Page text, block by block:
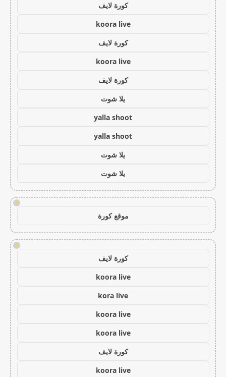
كورة لايف
koora live
كورة لايف
koora live
كورة لايف
يلا شوت
yalla shoot
yalla shoot
يلا شوت
يلا شوت
!
موقع كورة
!
كورة لايف
koora live
kora live
koora live
koora live
كورة لايف
koora live